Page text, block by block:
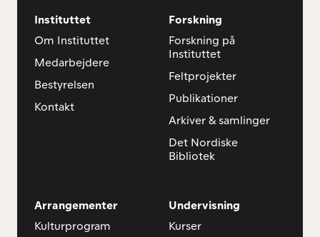
Instituttet
Om Instituttet
Medarbejdere
Bestyrelsen
Kontakt
Forskning
Forskning på
Instituttet
Feltprojekter
Publikationer
Arkiver & samlinger
Det Nordiske
Bibliotek
Arrangementer
Kulturprogram
Undervisning
Kurser